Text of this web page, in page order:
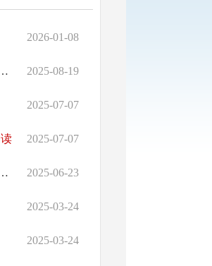
2026-01-08
经济技术开发区（枫树岗化工片区）人园项目联合审查管理办法》的通知 2025-08-19
2025-07-07
2025-07-07
德经济技术开发区规范性文件清理结果的通知（征求意见稿） 2025-06-23
2025-03-24
2025-03-24